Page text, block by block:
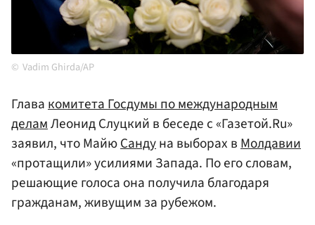
Vadim Ghirda/AP
Главакомитета Госдумы по международным
деламЛеонид Слуцкий в беседе с «Газетой.Ru»
заявил, что МайюСандуна выборах вМолдавии
«протащили» усилиями Запада. По его словам,
решающие голоса она получила благодаря
гражданам, живущим за рубежом.